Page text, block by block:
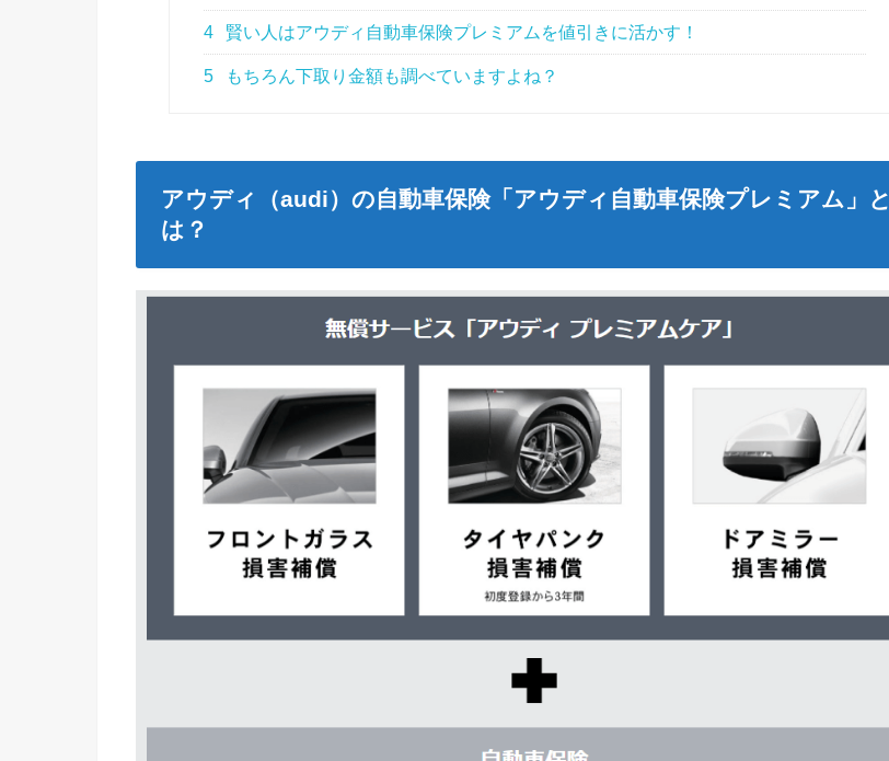
4 賢い人はアウディ自動車保険プレミアムを値引きに活かす！
5 もちろん下取り金額も調べていますよね？
アウディ（audi）の自動車保険「アウディ自動車保険プレミアム」と
は？